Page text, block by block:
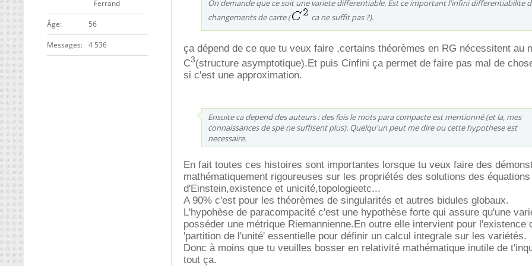
Ferrand
ge 56
Messages 4 536
On demande que ce soit une variete differentiable. Est ce important l'infini differentiabilite
changements de carte (
ca ne suffit pas ?).
ça dépend de ce que tu veux faire ,certains théorèmes en RG nécessitent au
C3(structure asymptotique).Et puis Cinfini ça permet de faire pas mal de
si c'est une approximation.
Ensuite ca depend des auteurs : des fois le mots para compacte est mentionné (et la, mes
connaissances de spe ne suffisent plus). Quelqu'un peut me dire ou cette hypothese est
necessaire.
En fait toutes ces histoires sont importantes lorsque tu veux faire des
mathématiquement rigoureuses sur les propriétés des solutions des équations
d'Einstein,existence et unicité,topologieetc...
A 90% c'est pour les théorèmes de singularités et autres bidules globaux.
L'hypohèse de paracompacité c'est une hypothèse forte qui assure qu'une
posséder une métrique Riemannienne.En outre elle intervient pour l'existence
'partition de l'unité' essentielle pour définir un calcul integrale sur les variétés.
Donc à moins que tu veuilles bosser en relativité mathématique inutile de
tout ça.